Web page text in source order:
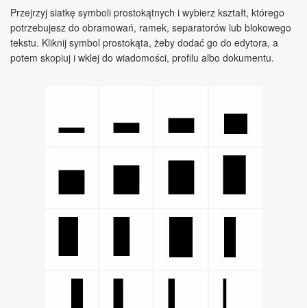
Przejrzyj siatkę symboli prostokątnych i wybierz kształt, którego
potrzebujesz do obramowań, ramek, separatorów lub blokowego
tekstu. Kliknij symbol prostokąta, żeby dodać go do edytora, a
potem skopiuj i wklej do wiadomości, profilu albo dokumentu.
▂ ▃
▄
▅
▆